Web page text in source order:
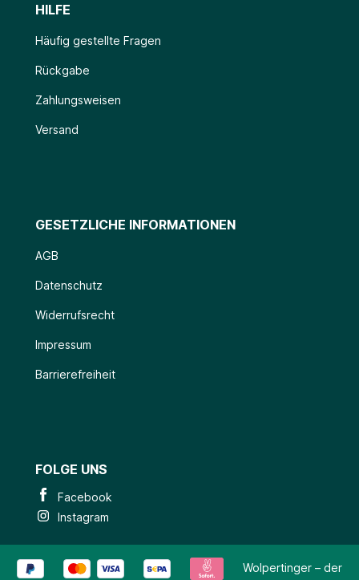
HILFE
Häufig gestellte Fragen
Rückgabe
Zahlungsweisen
Versand
GESETZLICHE INFORMATIONEN
AGB
Datenschutz
Widerrufsrecht
Impressum
Barrierefreiheit
FOLGE UNS
Facebook
Instagram
Wolpertinger – der